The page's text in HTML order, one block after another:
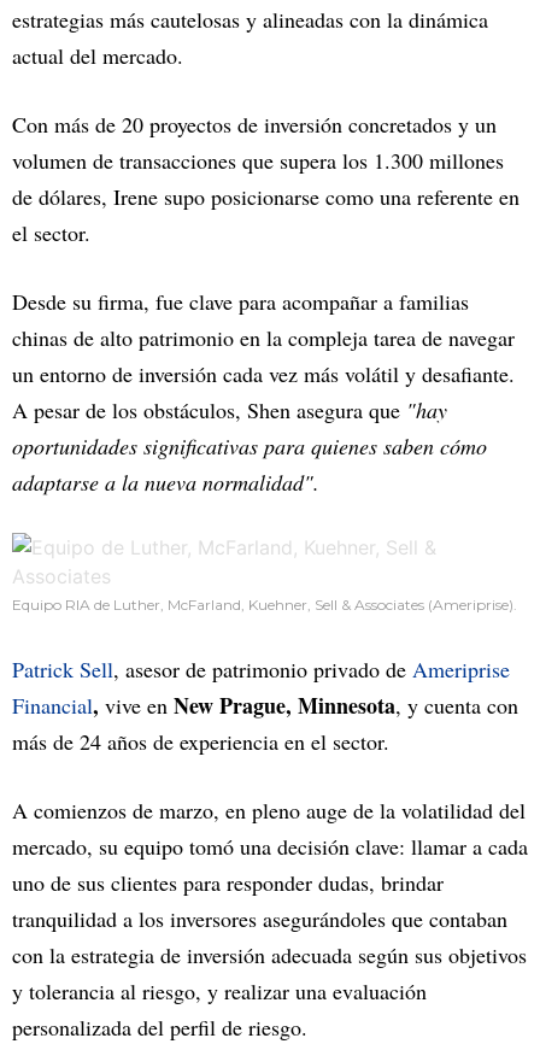
estrategias más cautelosas y alineadas con la dinámica
actual del mercado.
Con más de 20 proyectos de inversión concretados y un
volumen de transacciones que supera los 1.300 millones
de dólares, Irene supo posicionarse como una referente en
el sector.
Desde su firma, fue clave para acompañar a familias
chinas de alto patrimonio en la compleja tarea de navegar
un entorno de inversión cada vez más volátil y desafiante.
A pesar de los obstáculos, Shen asegura que "hay
oportunidades significativas para quienes saben cómo
adaptarse a la nueva normalidad".
Equipo RIA de Luther, McFarland, Kuehner, Sell & Associates (Ameriprise).
Patrick Sell, asesor de patrimonio privado de Ameriprise
Financial, vive en New Prague, Minnesota, y cuenta con
más de 24 años de experiencia en el sector.
A comienzos de marzo, en pleno auge de la volatilidad del
mercado, su equipo tomó una decisión clave: llamar a cada
uno de sus clientes para responder dudas, brindar
tranquilidad a los inversores asegurándoles que contaban
con la estrategia de inversión adecuada según sus objetivos
y tolerancia al riesgo, y realizar una evaluación
personalizada del perfil de riesgo.